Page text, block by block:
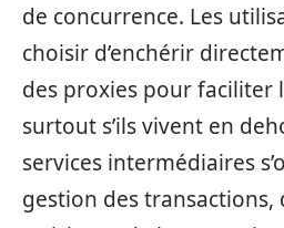
de concurrence. Les
choisir d’enchérir
des proxies pour faciliter
surtout s’ils vivent en
services intermédiaires
gestion des transactions,